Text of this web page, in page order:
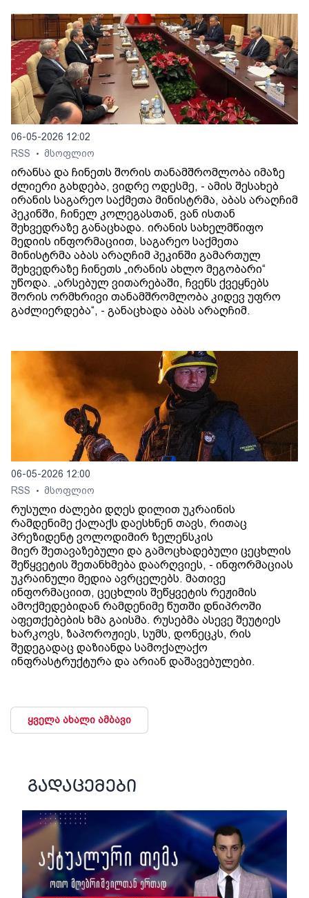
06-05-2026 12:02
RSS
• მსოფლიო
ირანსა და ჩინეთს შორის თანამშრომლობა იმაზე
ძლიერი გახდება, ვიდრე ოდესმე, - ამის შესახებ
ირანის საგარეო საქმეთა მინისტრმა, აბას არაღჩიმ
პეკინში, ჩინელ კოლეგასთან, ვან ისთან
შეხვედრაზე განაცხადა. ირანის სახელმწიფო
მედიის ინფორმაციით, საგარეო საქმეთა
მინისტრმა აბას არაღჩიმ პეკინში გამართულ
შეხვედრაზე ჩინეთს „ირანის ახლო მეგობარი“
უწოდა. „არსებულ ვითარებაში, ჩვენს ქვეყნებს
შორის ორმხრივი თანამშრომლობა კიდევ უფრო
გაძლიერდება“, - განაცხადა აბას არაღჩიმ.
06-05-2026 12:00
RSS
• მსოფლიო
რუსული ძალები დღეს დილით უკრაინის
რამდენიმე ქალაქს დაესხნენ თავს, რითაც
პრეზიდენტ ვოლოდიმირ ზელენსკის
მიერ შეთავაზებული და გამოცხადებული ცეცხლის
შეწყვეტის შეთანხმება დაარღვიეს, - ინფორმაციას
უკრაინული მედია ავრცელებს. მათივე
ინფორმაციით, ცეცხლის შეწყვეტის რეჟიმის
ამოქმედებიდან რამდენიმე წუთში დნიპროში
აფეთქებების ხმა გაისმა. რუსებმა ასევე შეუტიეს
ხარკოვს, ზაპოროჟიეს, სუმს, დონეცკს, რის
შედეგადაც დაზიანდა სამოქალაქო
ინფრასტრუქტურა და არიან დაშავებულები.
ყველა ახალი ამბავი
გადაცემები